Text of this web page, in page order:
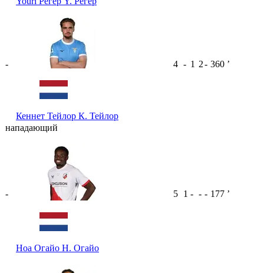
-
Кеннет Тейлор К. Тейлор
4 - 1 2- 360 ʼ
нападающий
-
Ноа Огайо Н. Огайо
5 1 - - - 177 ʼ